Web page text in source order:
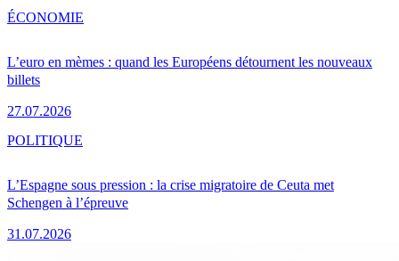
L’euro en mèmes : quand les Européens détournent les nouveaux
billets
27.07.2026
ÉCONOMIE
L’Espagne sous pression : la crise migratoire de Ceuta met
Schengen à l’épreuve
31.07.2026
POLITIQUE